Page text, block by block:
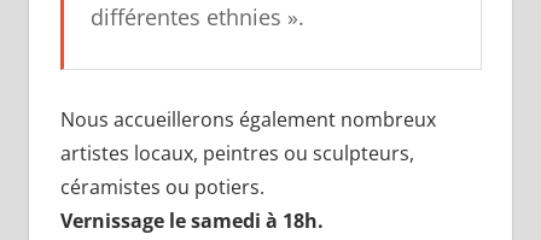
différentes ethnies ».
Nous accueillerons également nombreux
artistes locaux, peintres ou sculpteurs,
céramistes ou potiers.
Vernissage le samedi à 18h.